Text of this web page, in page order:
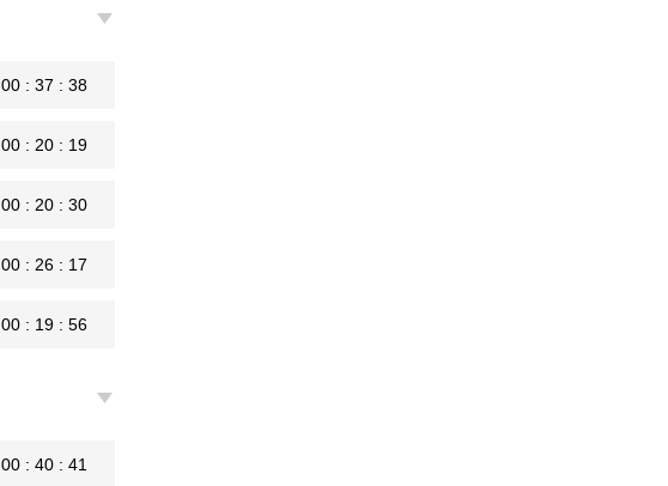
00 : 37 : 38
00 : 20 : 19
00 : 20 : 30
00 : 26 : 17
00 : 19 : 56
00 : 40 : 41